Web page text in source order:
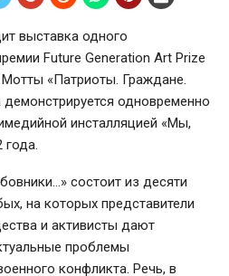
выставка одного
Future Generation Art Prize
«Патриоты. Граждане.
одновременно
инсталляцией «Мы,
года.
состоит из десяти
на которых представители
и активисты дают
проблемы
конфликта. Речь, в